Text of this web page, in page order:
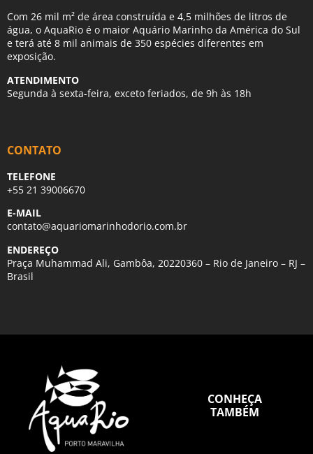
Com 26 mil m² de área construída e 4,5 milhões de litros de
água, o AquaRio é o maior Aquário Marinho da América do Sul
e terá até 8 mil animais de 350 espécies diferentes em
exposição.
ATENDIMENTO
Segunda à sexta-feira, exceto feriados, de 9h às 18h
CONTATO
TELEFONE
+55 21 39006670
E-MAIL
contato@aquariomarinhodorio.com.br
ENDEREÇO
Praça Muhammad Ali, Gambôa, 20220360 – Rio de Janeiro – RJ –
Brasil
CONHEÇA
TAMBÉM